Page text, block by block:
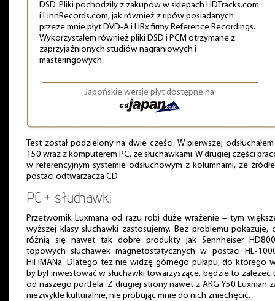
DSD. Pliki pochodziły z zakupów w sklepach HDTracks.com
i LinnRecords.com, jak również z ripów posiadanych
przeze mnie płyt DVD-A i HRx firmy Reference Recordings.
Wykorzystałem również pliki DSD i PCM otrzymane z
zaprzyjaźnionych studiów nagraniowych i
masteringowych.
Japońskie wersje płyt dostępne na
Test został podzielony na dwie części. W pierwszej
150 wraz z komputerem PC, ze słuchawkami. W drugiej części
w referencyjnym systemie odsłuchowym z kolumnami, ze
postaci odtwarzacza CD.
PC + słuchawki
Przetwornik Luxmana od razu robi duże wrażenie – tym
wyższej klasy słuchawki zastosujemy. Bez problemu pokazuje,
różnią się nawet tak dobre produkty jak Sennheiser
topowych słuchawek magnetostatycznych w postaci HE-
HiFiMANa. Dlatego też nie widzę górnego pułapu, do którego
by był inwestować w słuchawki towarzyszące, będzie to zależeć
od naszego portfela. Z drugiej strony nawet z AKG Y50 Luxman
niezwykle kulturalnie, nie próbując mnie do nich zniechęcić.